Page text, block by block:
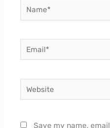
Name*
Email*
Website
Save my name,